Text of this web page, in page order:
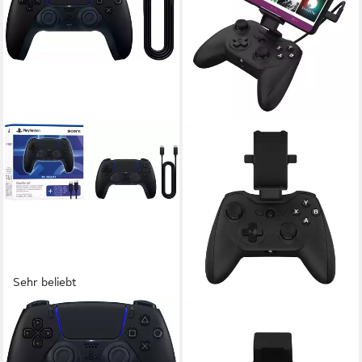
Sehr beliebt
PLAYSTATION 5
DualSense Wireless
PlayStation 5-Controller
Rotor Riot Controller für
Android N oder höher, USB-C